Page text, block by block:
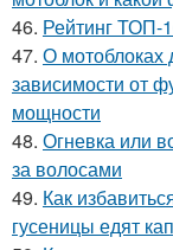
46. Рейтинг ТОП-
47. О мотоблоках
зависимости от
мощности
48. Огневка или
за волосами
49. Как
гусеницы едят